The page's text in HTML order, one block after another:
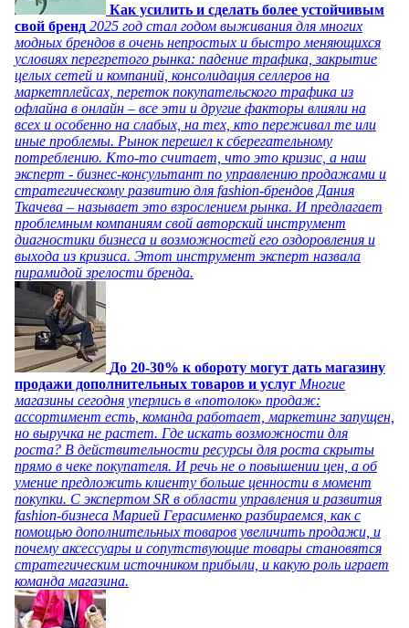
Как усилить и сделать более устойчивым
свой бренд 2025 год стал годом выживания для многих
модных брендов в очень непростых и быстро меняющихся
условиях перегретого рынка: падение трафика, закрытие
целых сетей и компаний, консолидация селлеров на
маркетплейсах, переток покупательского трафика из
офлайна в онлайн – все эти и другие факторы влияли на
всех и особенно на слабых, на тех, кто переживал те или
иные проблемы. Рынок перешел к сберегательному
потреблению. Кто-то считает, что это кризис, а наш
эксперт - бизнес-консультант по управлению продажами и
стратегическому развитию для fashion-брендов Дания
Ткачева – называет это взрослением рынка. И предлагает
проблемным компаниям свой авторский инструмент
диагностики бизнеса и возможностей его оздоровления и
выхода из кризиса. Этот инструмент эксперт назвала
пирамидой зрелости бренда.
До 20-30% к обороту могут дать магазину
продажи дополнительных товаров и услуг Многие
магазины сегодня уперлись в «потолок» продаж:
ассортимент есть, команда работает, маркетинг запущен,
но выручка не растет. Где искать возможности для
роста? В действительности ресурсы для роста скрыты
прямо в чеке покупателя. И речь не о повышении цен, а об
умение предложить клиенту больше ценности в момент
покупки. С экспертом SR в области управления и развития
fashion-бизнеса Марией Герасименко разбираемся, как с
помощью дополнительных товаров увеличить продажи, и
почему аксессуары и сопутствующие товары становятся
стратегическим источником прибыли, и какую роль играет
команда магазина.